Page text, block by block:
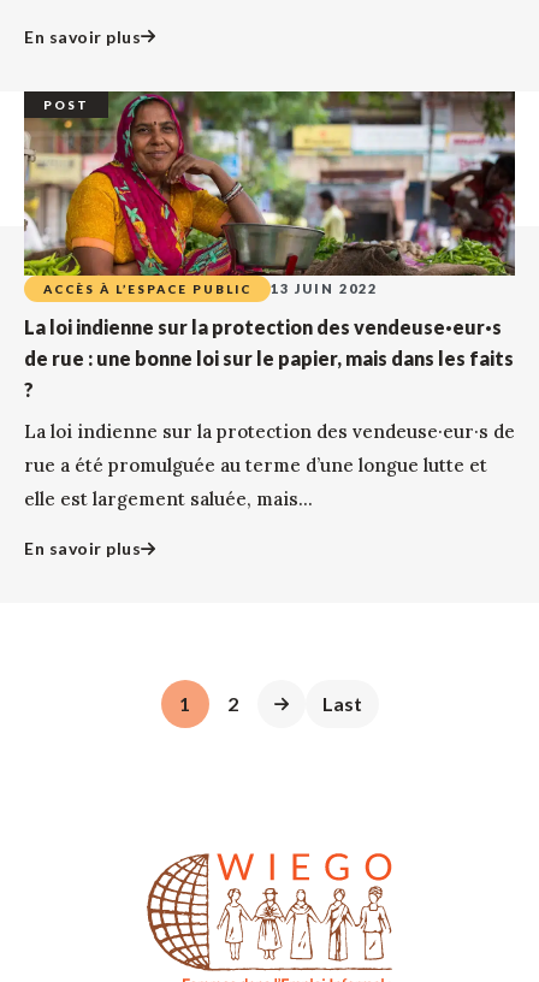
En savoir plus
POST
ACCÈS À L’ESPACE PUBLIC 13 JUIN 2022
La loi indienne sur la protection des vendeuse·eur·s
de rue : une bonne loi sur le papier, mais dans les faits
?
La loi indienne sur la protection des vendeuse·eur·s de
rue a été promulguée au terme d’une longue lutte et
elle est largement saluée, mais...
En savoir plus
1 2 Last